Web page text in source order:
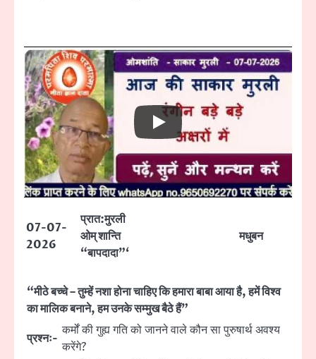
07-07-
2026
प्रात:मुरली
ओम् शान्ति
“बापदादा”‘
मधुबन
“मीठे बच्चे – तुम्हें नशा होना चाहिए कि हमारा बाबा आया है, हमें विश्व
का मालिक बनाने, हम उनके सम्मुख बैठे हैं”
प्रश्नः-
कर्मों की गुह्य गति को जानने वाले कौन सा पुरुषार्थ अवश्य
करेंगे?